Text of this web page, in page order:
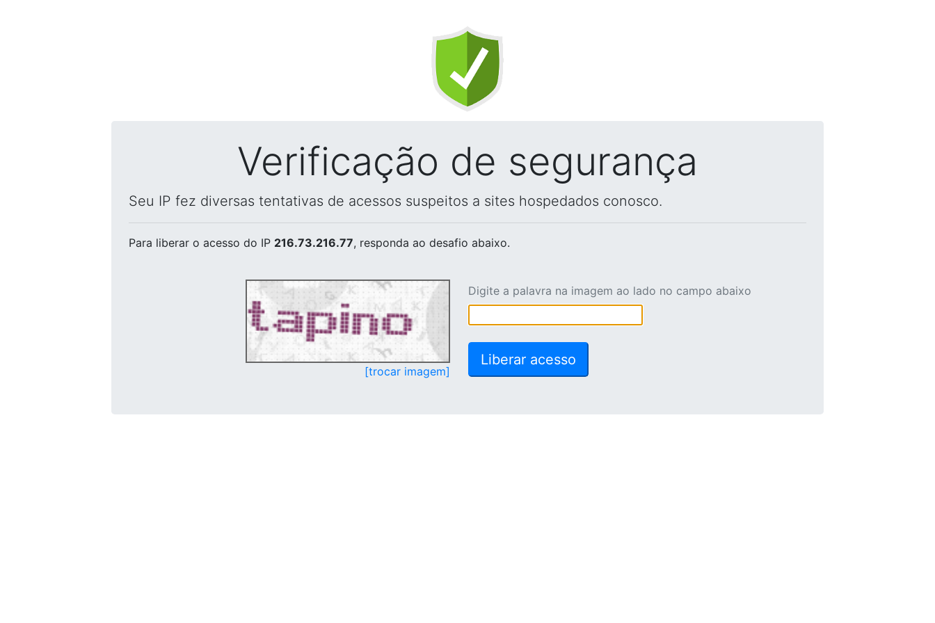
Verificação de segurança
Seu IP fez diversas tentativas de acessos suspeitos a sites hospedados conosco.
Para liberar o acesso do IP 216.73.216.77, responda ao desafio abaixo.
[trocar imagem]
Digite a palavra na imagem ao lado no campo abaixo